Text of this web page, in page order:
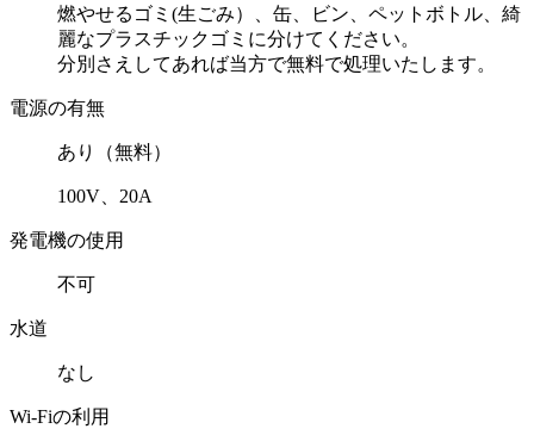
燃やせるゴミ(生ごみ）、缶、ビン、ペットボトル、綺
麗なプラスチックゴミに分けてください。
分別さえしてあれば当方で無料で処理いたします。
電源の有無
あり（無料）
100V、20A
発電機の使用
不可
水道
なし
Wi-Fiの利用